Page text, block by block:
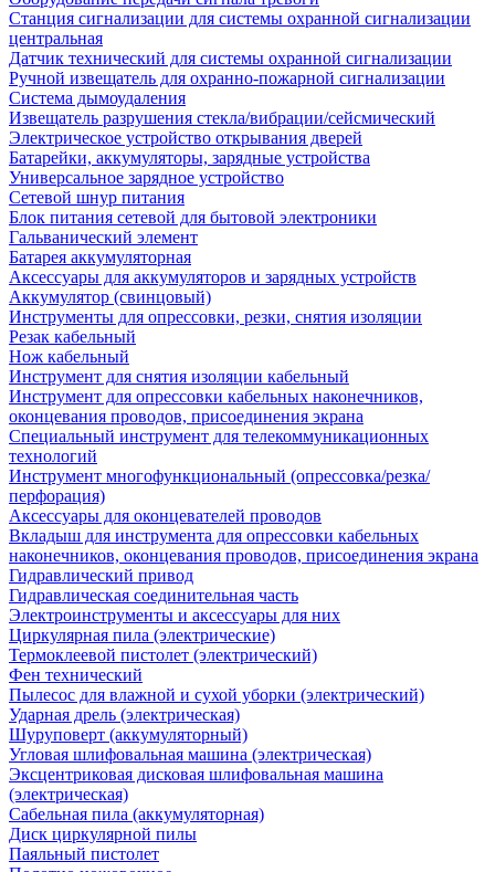
Станция сигнализации для системы охранной сигнализации
центральная
Датчик технический для системы охранной сигнализации
Ручной извещатель для охранно-пожарной сигнализации
Система дымоудаления
Извещатель разрушения стекла/вибрации/сейсмический
Электрическое устройство открывания дверей
Батарейки, аккумуляторы, зарядные устройства
Универсальное зарядное устройство
Сетевой шнур питания
Блок питания сетевой для бытовой электроники
Гальванический элемент
Батарея аккумуляторная
Аксессуары для аккумуляторов и зарядных устройств
Аккумулятор (свинцовый)
Инструменты для опрессовки, резки, снятия изоляции
Резак кабельный
Нож кабельный
Инструмент для снятия изоляции кабельный
Инструмент для опрессовки кабельных наконечников,
оконцевания проводов, присоединения экрана
Специальный инструмент для телекоммуникационных
технологий
Инструмент многофункциональный (опрессовка/резка/
перфорация)
Аксессуары для оконцевателей проводов
Вкладыш для инструмента для опрессовки кабельных
наконечников, оконцевания проводов, присоединения экрана
Гидравлический привод
Гидравлическая соединительная часть
Электроинструменты и аксессуары для них
Циркулярная пила (электрические)
Термоклеевой пистолет (электрический)
Фен технический
Пылесос для влажной и сухой уборки (электрический)
Ударная дрель (электрическая)
Шуруповерт (аккумуляторный)
Угловая шлифовальная машина (электрическая)
Эксцентриковая дисковая шлифовальная машина
(электрическая)
Сабельная пила (аккумуляторная)
Диск циркулярной пилы
Паяльный пистолет